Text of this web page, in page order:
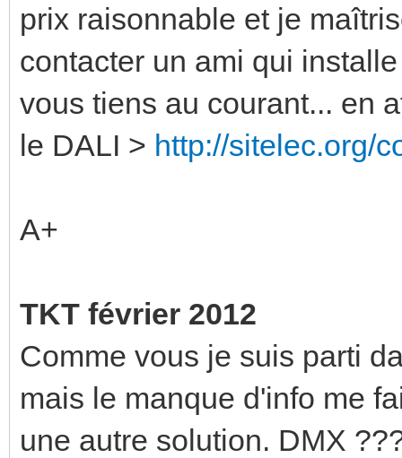
prix raisonnable et je
contacter un ami qui
vous tiens au courant... en
le DALI > http://sitelec.org/
A+
TKT février 2012
Comme vous je suis parti
mais le manque d'info me
une autre solution. DMX